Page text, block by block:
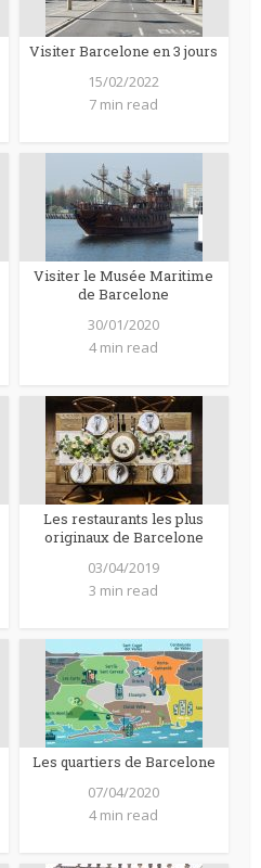
Visiter Barcelone en 3 jours
15/02/2022
7 min read
Visiter le Musée Maritime
de Barcelone
30/01/2020
4 min read
Les restaurants les plus
originaux de Barcelone
03/04/2019
3 min read
Les quartiers de Barcelone
07/04/2020
4 min read